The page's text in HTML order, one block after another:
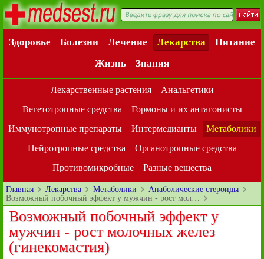
Здоровье Болезни Лечение Лекарства
Питание
Жизнь
Знания
Лекарственные растения
Анальгетики
Вегетотропные средства
Гормоны и их антагонисты
Иммунотропные препараты
Интермедианты
Метаболики
Нейротропные средства
Органотропные средства
Противомикробные
Разные вещества
Главная Лекарства Метаболики
Анаболические стероиды
Возможный побочный эффект у мужчин - рост мол…
Возможный побочный эффект у
мужчин - рост молочных желез
(гинекомастия)